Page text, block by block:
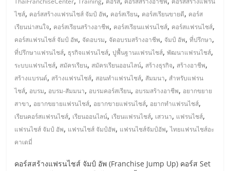
ทุน
ไว,
ที่
ปรึกษา
การ
ลงทุน
ไชส์, คอร์สสร้างแฟรนไชส์ จัมป์ อัพ, คอร์สเรียน, คอร์สเรียนขายดี, คอร์ส
เรียนน่าสนใจ, คอร์สเรียนสร้างอาชีพ, คอร์สเรียนแฟรนไชส์, คอร์สแฟรนไชส์,
คอร์สแฟรนไชส์ จัมป์ อัพ, จัดอบรม, จัดอบรมสร้างอาชีพ, จัมป์ อัพ,ที่ปรึกษา,
ที่ปรึกษาแฟรนไชส์, ธุรกิจแฟรนไชส์,ปูพื้นฐานแฟรนไชส์,พัฒนาแฟรนไชส์,
ระบบแฟรนไชส์, สมัครเรียน, สมัครเรียนออนไลน์, สร้างธุรกิจ, สร้างอาชีพ,
สร้างแบรนด์, สร้างแฟรนไชส์, สอนทำแฟรนไชส์, สัมมนา, สำหรับแฟรน
ไชส์, อบรม, อบรม-สัมมนา, อบรมคอร์สเรียน, อบรมสร้างอาชีพ, อยากขยาย
สาขา, อยากขยายแฟรนไชส์, อยากขายแฟรนไชส์, อยากทำแฟรนไชส์,
เรียนคอร์สแฟรนไชส์, เรียนออนไลน์, เรียนแฟรนไชส์, เสวนา, แฟรนไชส์,
แฟรนไชส์ จัมป์ อัพ, แฟรนไชส์ จัมป์อัพ, แฟรนไชส์จัมป์อัพ,ไทยแฟรนไชส์อะ
คาเดมี่
คอร์สสร้างแฟรนไชส์ จัมป์ อัพ (Franchise Jump Up) คอร์ส Set